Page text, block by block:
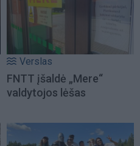
Verslas
FNTT įšaldė „Mere“
valdytojos lėšas